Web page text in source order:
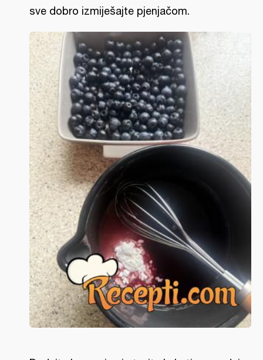
sve dobro izmiješajte pjenjačom.